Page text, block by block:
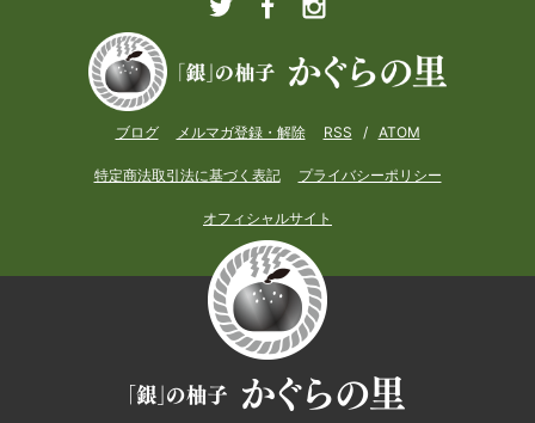
ブログ メルマガ登録・解除 RSS / ATOM
特定商法取引法に基づく表記 プライバシーポリシー
オフィシャルサイト